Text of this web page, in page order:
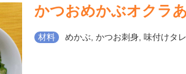
かつおめかぶオクラ
材料 めかぶ, かつお刺身, 味付けタ